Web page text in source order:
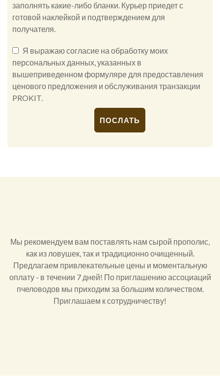
заполнять какие-либо бланки. Курьер приедет с
готовой наклейкой и подтверждением для
получателя.
Я выражаю согласие на обработку моих
персональных данных, указанных в
вышеприведенном формуляре для предоставления
ценового предложения и обслуживания транзакции
PROKIT.
Alternative:
Мы рекомендуем вам поставлять нам сырой прополис,
как из ловушек, так и традиционно очищенный.
Предлагаем привлекательные цены и моментальную
оплату - в течении 7 дней! По приглашению ассоциаций
пчеловодов мы приходим за большим количеством.
Приглашаем к сотрудничеству!